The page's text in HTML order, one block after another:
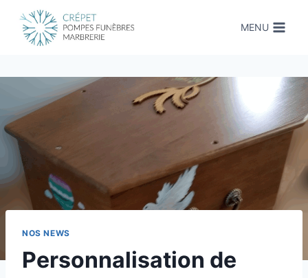
contenu
MENU
NOS NEWS
Personnalisation de